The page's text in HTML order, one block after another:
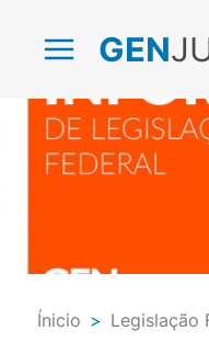
GEN
Ínicio > Legislação